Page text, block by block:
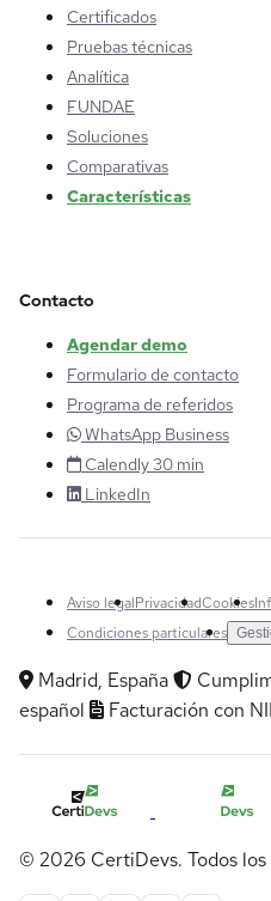
Certificados
Pruebas técnicas
Analítica
FUNDAE
Soluciones
Comparativas
Características
Contacto
Agendar demo
Formulario de contacto
Programa de referidos
WhatsApp Business
Calendly 30 min
LinkedIn
Aviso legalPrivacidadCookies
Condiciones particulares
Madrid, España
español
Facturación con
© 2026 CertiDevs. Todos los